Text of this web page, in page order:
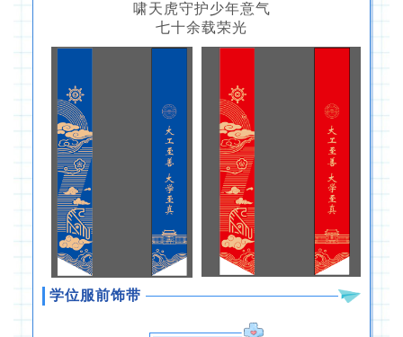
啸天虎守护少年意气
七十余载荣光
学位服前饰带